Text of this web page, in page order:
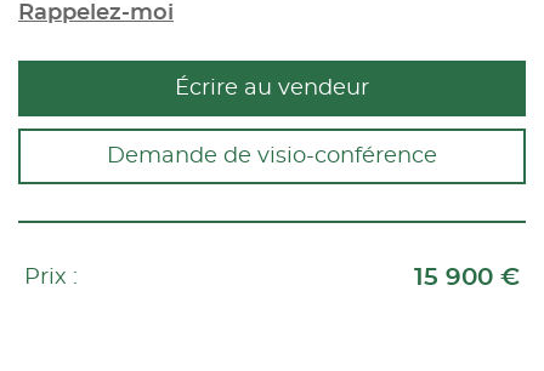
Rappelez-moi
Écrire au vendeur
Demande de visio-conférence
Prix : 15 900 €